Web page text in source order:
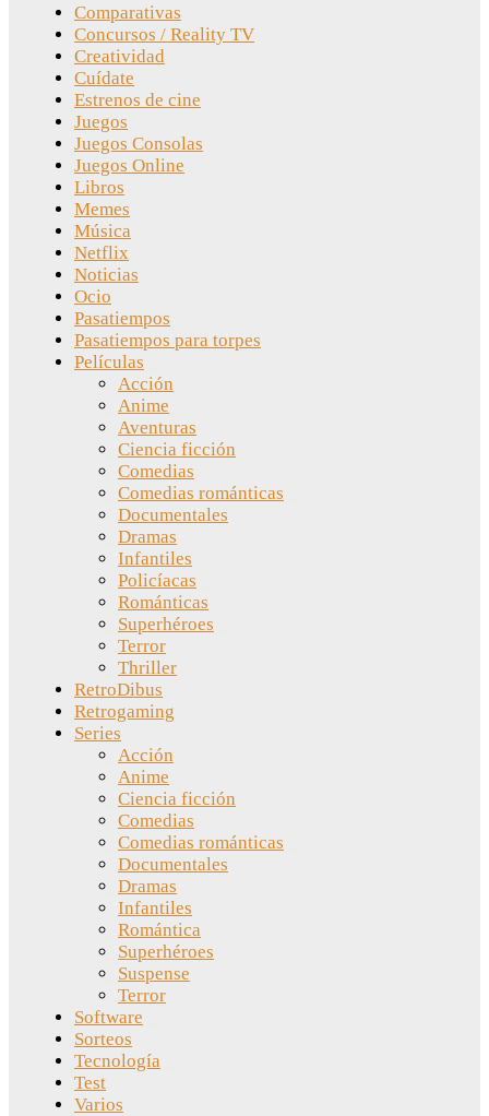
Comparativas
Concursos / Reality TV
Creatividad
Cuídate
Estrenos de cine
Juegos
Juegos Consolas
Juegos Online
Libros
Memes
Música
Netflix
Noticias
Ocio
Pasatiempos
Pasatiempos para torpes
Películas
Acción
Anime
Aventuras
Ciencia ficción
Comedias
Comedias románticas
Documentales
Dramas
Infantiles
Policíacas
Románticas
Superhéroes
Terror
Thriller
RetroDibus
Retrogaming
Series
Acción
Anime
Ciencia ficción
Comedias
Comedias románticas
Documentales
Dramas
Infantiles
Romántica
Superhéroes
Suspense
Terror
Software
Sorteos
Tecnología
Test
Varios